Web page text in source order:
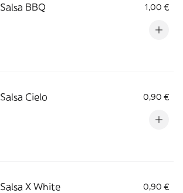
Salsa BBQ 1,00 €
Salsa Cielo 0,90 €
Salsa X White 0,90 €